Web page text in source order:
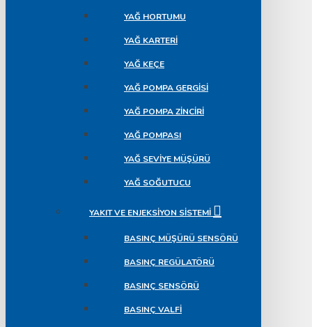
YAĞ HORTUMU
YAĞ KARTERI
YAĞ KEÇE
YAĞ POMPA GERGISI
YAĞ POMPA ZINCIRI
YAĞ POMPASI
YAĞ SEVIYE MÜŞÜRÜ
YAĞ SOĞUTUCU
YAKIT VE ENJEKSIYON SISTEMI
BASINÇ MÜŞÜRÜ SENSÖRÜ
BASINÇ REGÜLATÖRÜ
BASINÇ SENSÖRÜ
BASINÇ VALFI